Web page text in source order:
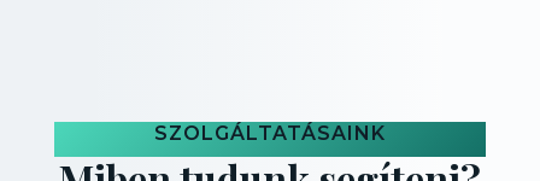
SZOLGÁLTATÁSAINK